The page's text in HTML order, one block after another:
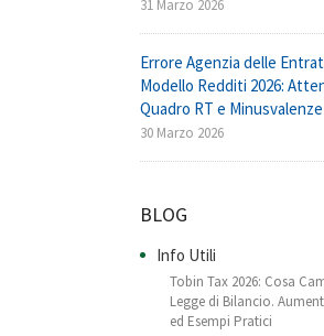
31 Marzo 2026
Errore Agenzia delle
Modello Redditi 2026:
Quadro RT e Minusvalenze
30 Marzo 2026
BLOG
Info Utili
Tobin Tax 2026: Cosa
Legge di Bilancio.
ed Esempi Pratici